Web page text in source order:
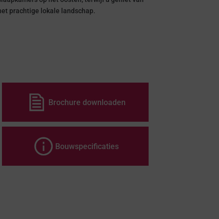
prachtige lokale landschap.
Brochure downloaden
Bouwspecificaties